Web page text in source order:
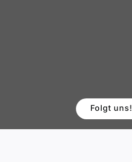
Folgt uns!